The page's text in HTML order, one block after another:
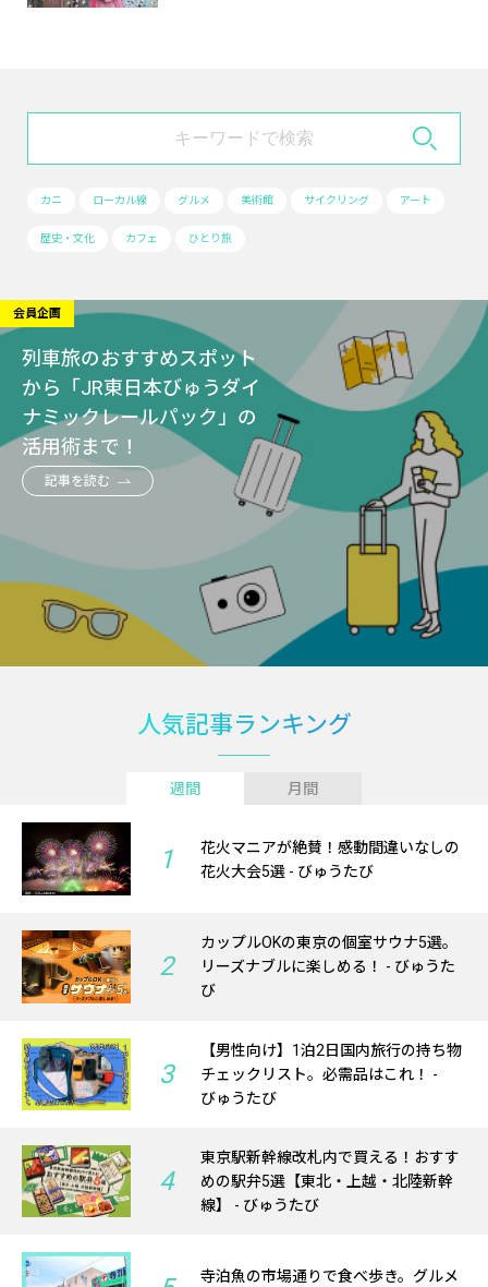
カニ ローカル線 グルメ 美術館 サイクリング アート
歴史・文化 カフェ ひとり旅
会員企画
列車旅のおすすめスポット
から「JR東日本びゅうダイ
ナミックレールパック」の
活用術まで！
記事を読む
人気記事ランキング
週間 月間
1
花火マニアが絶賛！感動間違いなしの
花火大会5選 - びゅうたび
2
カップルOKの東京の個室サウナ5選。
リーズナブルに楽しめる！ - びゅうた
び
3
【男性向け】1泊2日国内旅行の持ち物
チェックリスト。必需品はこれ！ -
びゅうたび
4
東京駅新幹線改札内で買える！おすす
めの駅弁5選【東北・上越・北陸新幹
線】 - びゅうたび
寺泊魚の市場通りで食べ歩き。グルメ